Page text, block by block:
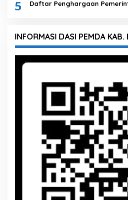
5 Daftar Penghargaan
INFORMASI DASI PEMDA KAB.